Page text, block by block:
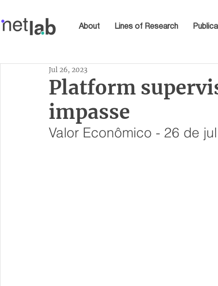
About Lines of Research
Platform
impasse
Jul 26, 2023
Valor Econômico - 26 de